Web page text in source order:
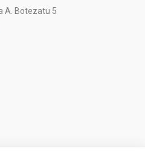
A. Botezatu 5